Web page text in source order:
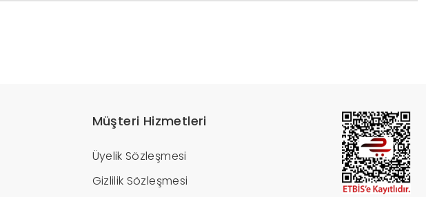
Müşteri Hizmetleri
Üyelik Sözleşmesi
Gizlilik Sözleşmesi